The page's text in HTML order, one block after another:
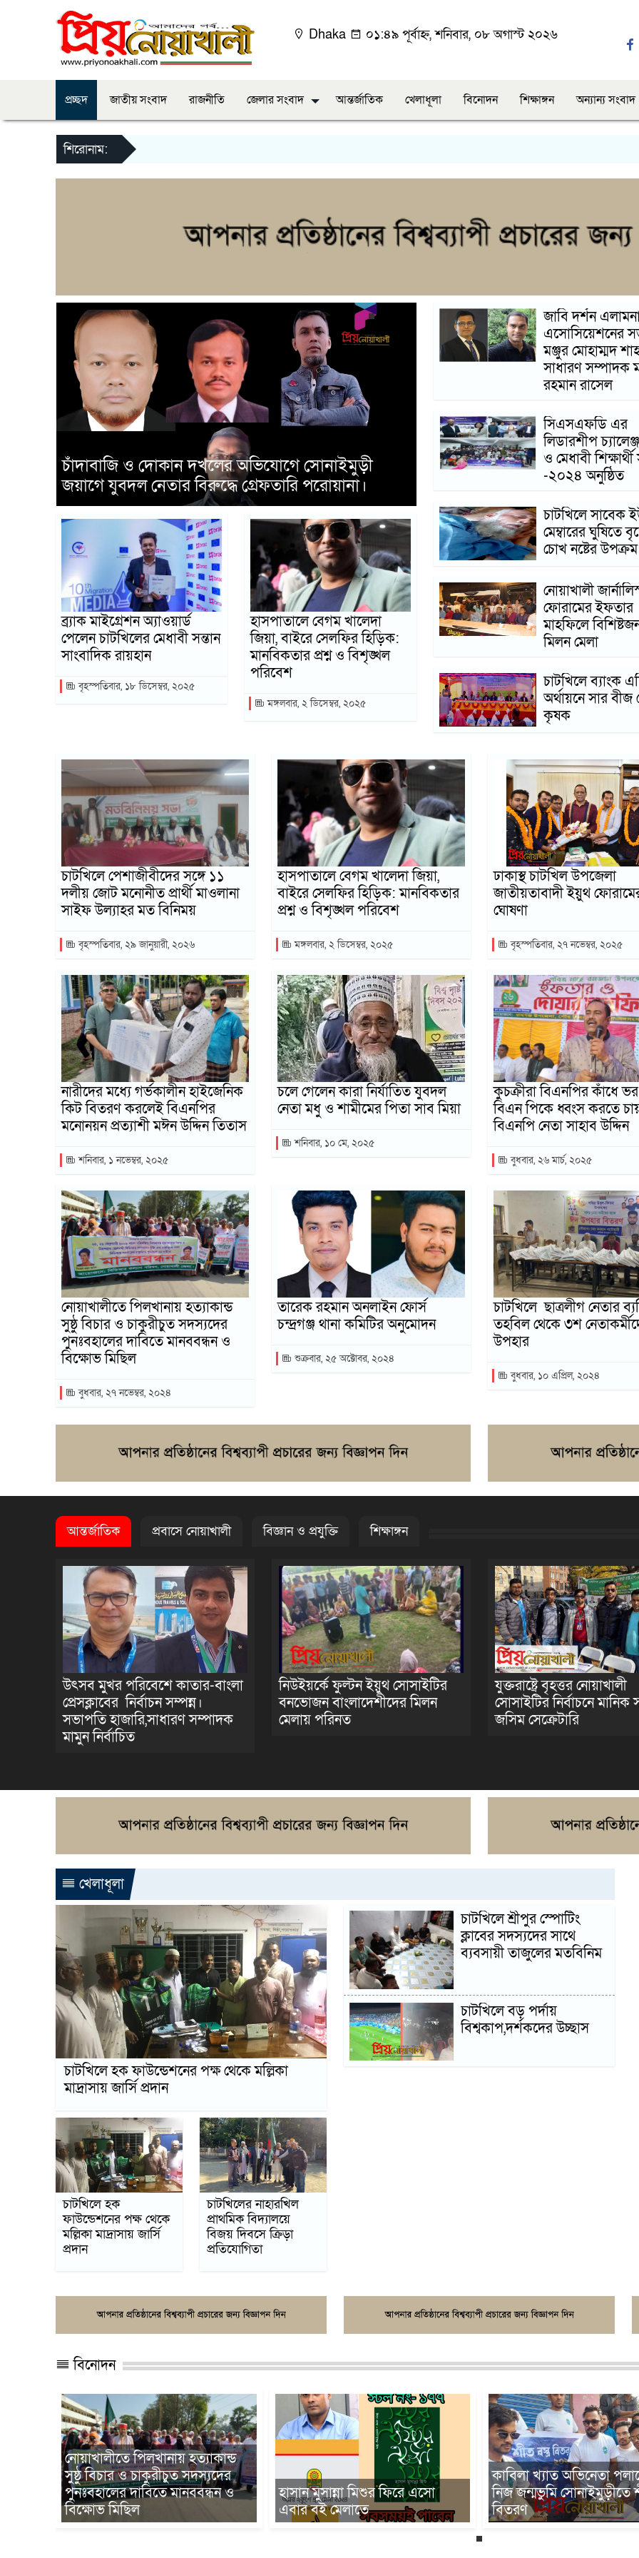
Dhaka ০১:৪৯ পূর্বাহ্ন, শনিবার, ০৮ অগাস্ট ২০২৬
প্রচ্ছদ জাতীয় সংবাদ রাজনীতি জেলার সংবাদ আন্তর্জাতিক খেলাধূলা বিনোদন শিক্ষাঙ্গন অন্যান্য সংবাদ
শিরোনাম:
চাটখিলে পেশাজীবীদের সঙ্গে ১১ দলীয় জোট মনোনীত
প্রার্থী মাওলানা সাইফ উল্যাহর মত বিনিময়
২৫ ডিসেম্বর আবিরপাড়া স্কুলে
ব্র্যাক মাইগ্রেশন অ্যাওয়ার্ড
পেলেন চাটখিলের মেধাবী সন্তান
সাংবাদিক রায়হান
বৃহস্পতিবার, ১৮ ডিসেম্বর, ২০২৫
হাসপাতালে বেগম খালেদা
জিয়া, বাইরে সেলফির হিড়িক:
মানবিকতার প্রশ্ন ও বিশৃঙ্খল
পরিবেশ
মঙ্গলবার, ২ ডিসেম্বর, ২০২৫
জাবি দর্শন
এসোসিয়েশনের
মঞ্জুর মোহাম্মদ
সাধারণ সম্পাদক
রহমান রাসেল
সিএসএফডি এর
লিডারশীপ
ও মেধাবী শিক্ষার্থী
-২০২৪ অনুষ্ঠিত
চাটখিলে সাবেক
মেম্বারের ঘুষিতে
চোখ নষ্টের উপক্রম
নোয়াখালী
ফোরামের ইফতার
মাহফিলে
মিলন মেলা
চাটখিলে ব্যাংক
অর্থায়নে সার বীজ
কৃষক
চাটখিলে পেশাজীবীদের সঙ্গে ১১
দলীয় জোট মনোনীত প্রার্থী মাওলানা
সাইফ উল্যাহর মত বিনিময়
বৃহস্পতিবার, ২৯ জানুয়ারী, ২০২৬
হাসপাতালে বেগম খালেদা জিয়া,
বাইরে সেলফির হিড়িক: মানবিকতার
প্রশ্ন ও বিশৃঙ্খল পরিবেশ
মঙ্গলবার, ২ ডিসেম্বর, ২০২৫
ঢাকাস্থ চাটখিল উপজেলা
জাতীয়তাবাদী ইয়ুথ
ঘোষণা
বৃহস্পতিবার, ২৭ নভেম্বর, ২০২৫
নারীদের মধ্যে গর্ভকালীন হাইজেনিক
কিট বিতরণ করলেই বিএনপির
মনোনয়ন প্রত্যাশী মঈন উদ্দিন তিতাস
শনিবার, ১ নভেম্বর, ২০২৫
চলে গেলেন কারা নির্যাতিত যুবদল
নেতা মধু ও শামীমের পিতা সাব মিয়া
শনিবার, ১০ মে, ২০২৫
কুচক্রীরা বিএনপির কাঁধে
বিএন পিকে ধ্বংস করতে
বিএনপি নেতা সাহাব উদ্দিন
বুধবার, ২৬ মার্চ, ২০২৫
নোয়াখালীতে পিলখানায় হত্যাকান্ড
সুষ্ঠু বিচার ও চাকুরীচুত সদস্যদের
পুনঃবহালের দাবিতে মানববন্ধন ও
বিক্ষোভ মিছিল
বুধবার, ২৭ নভেম্বর, ২০২৪
তারেক রহমান অনলাইন ফোর্স
চন্দ্রগঞ্জ থানা কমিটির অনুমোদন
শুক্রবার, ২৫ অক্টোবর, ২০২৪
চাটখিলে ছাত্রলীগ নেতার
তহবিল থেকে ৩শ
উপহার
বুধবার, ১০ এপ্রিল, ২০২৪
আন্তর্জাতিক প্রবাসে নোয়াখালী বিজ্ঞান ও প্রযুক্তি শিক্ষাঙ্গন
উৎসব মুখর পরিবেশে কাতার-বাংলা
প্রেসক্লাবের নির্বাচন সম্পন্ন।
সভাপতি হাজারি,সাধারণ সম্পাদক
মামুন নির্বাচিত
নিউইয়র্কে ফুল্টন ইয়ুথ সোসাইটির
বনভোজন বাংলাদেশীদের মিলন
মেলায় পরিনত
যুক্তরাষ্ট্রে বৃহত্তর নোয়াখালী
সোসাইটির নির্বাচনে
জসিম সেক্রেটারি
খেলাধূলা
চাটখিলে হক ফাউন্ডেশনের পক্ষ থেকে মল্লিকা
মাদ্রাসায় জার্সি প্রদান
চাটখিলে হক
ফাউন্ডেশনের পক্ষ থেকে
মল্লিকা মাদ্রাসায় জার্সি
প্রদান
চাটখিলের নাহারখিল
প্রাথমিক বিদ্যালয়ে
বিজয় দিবসে ক্রিড়া
প্রতিযোগিতা
চাটখিলে শ্রীপুর স্পোটিং
ক্লাবের সদস্যদের সাথে
ব্যবসায়ী তাজুলের মতবিনিম
চাটখিলে বড় পর্দায়
বিশ্বকাপ,দর্শকদের উচ্ছাস
বিনোদন
হাসান মুসান্না মিশুর ফিরে এসো
এবার বই মেলাতে
কাবিলা খ্যাত অভিনেতা পলাশের
নিজ জন্মভুমি সোনাইমুড়ীতে শীতবস্ত্র
বিতরণ
নোয়াখালীতে পিলখানায়
সুষ্ঠু বিচার ও চাকুরীচুত
পুনঃবহালের দাবিতে
বিক্ষোভ মিছিল